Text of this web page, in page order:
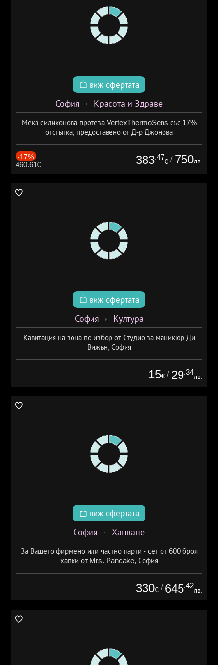
виж офертата
София Красота и Здраве
Мека силиконова протеза VertexThermoSens със 17%
отстъпка, предоставено от Д-р Джонова
-17%
460.61€ 383.47
€ / 750лв.
виж офертата
София Култура
Кавитация на зона по избор от Студио за маникюр Ди
Вижън, София
15€ / 29.34
лв.
виж офертата
София Хапване
За Вашето фирмено или частно парти - сет от 600 броя
хапки от Mrs. Pancake, София
330€ / 645.42
лв.